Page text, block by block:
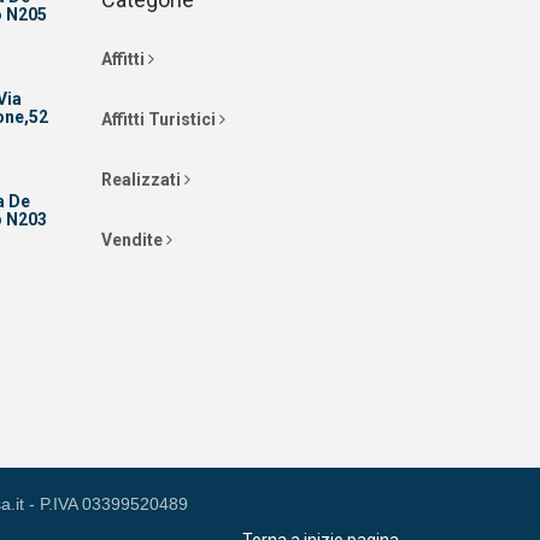
N205
De
N203
Affitti
Affitti Turistici
Realizzati
Vendite
- P.IVA 03399520489